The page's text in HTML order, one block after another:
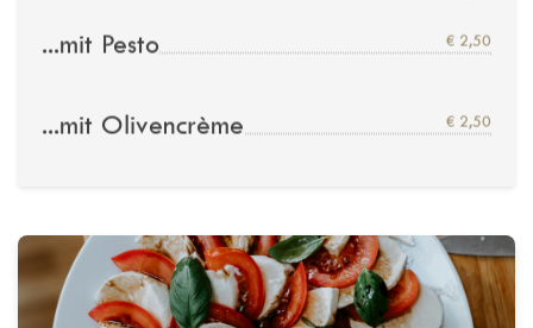
...mit Pesto € 2,50
...mit Olivencrème € 2,50